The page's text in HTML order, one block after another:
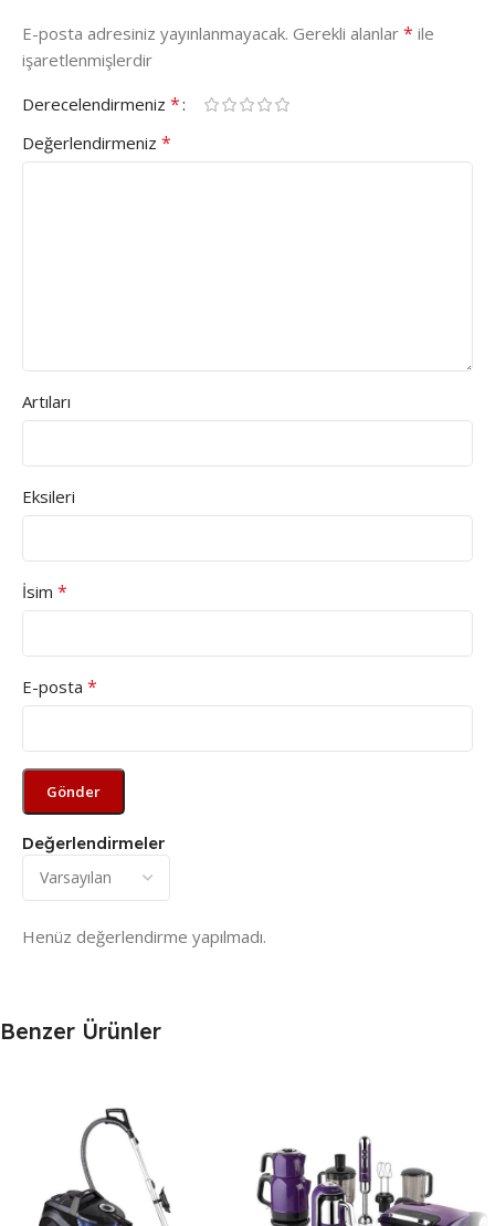
Değerlendirmeler
Henüz değerlendirme yapılmadı.
E-posta adresiniz yayınlanmayacak. Gerekli alanlar * ile
işaretlenmişlerdir
Derecelendirmeniz *
Değerlendirmeniz *
Artıları
Eksileri
İsim *
E-posta *
Benzer Ürünler